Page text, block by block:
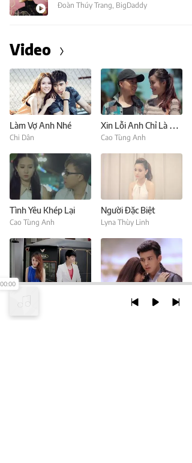
Đoàn Thúy Trang, BigDaddy
Video
Làm Vợ Anh Nhé
Chi Dân
Xin Lỗi Anh Chỉ Là Thằng Bán Kem (Nhường Điều Ước Cho Em)
Cao Tùng Anh
Tình Yêu Khép Lại
Cao Tùng Anh
Người Đặc Biệt
Lyna Thùy Linh
Lyna Thùy Linh Hồ Quang Hiếu
00:00